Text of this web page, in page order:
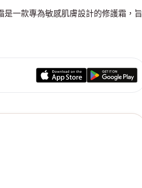
一款專為敏感肌膚設計的修護霜，旨